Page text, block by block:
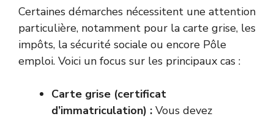
Certaines démarches nécessitent une attention
particulière, notamment pour la carte grise, les
impôts, la sécurité sociale ou encore Pôle
emploi. Voici un focus sur les principaux cas :
Carte grise (certificat
d’immatriculation) : Vous devez